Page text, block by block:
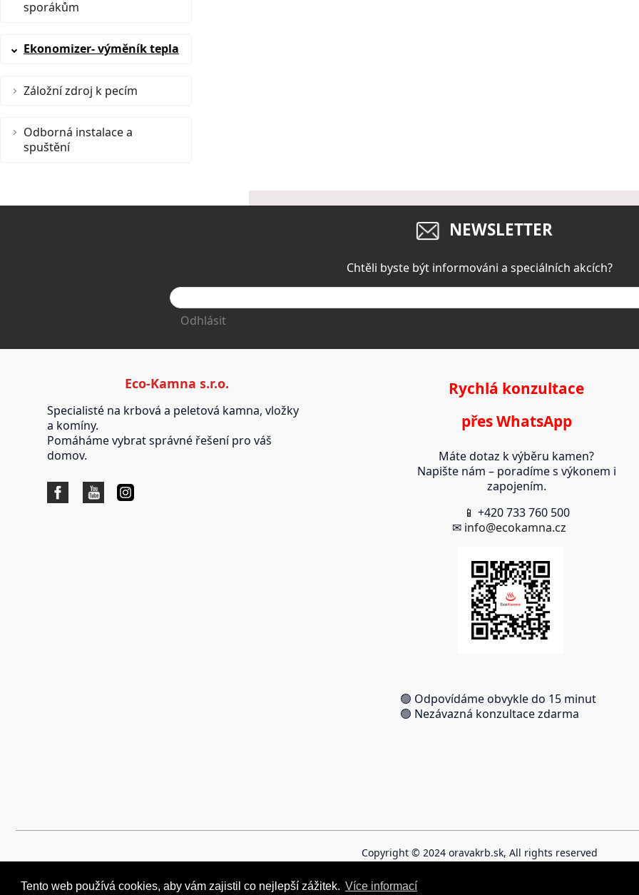
Tento web používá cookies, aby vám zajistil co nejlepší zážitek. Více informací
Tento web používá cookies, aby vám zajistil co nejlepší zážitek. Více informací
sporákům
Ekonomizer- výměník tepla
Záložní zdroj k pecím
Odborná instalace a
spuštění
NEWSLETTER
Chtěli byste být informováni a speciálních akcích?
Odhlásit
Eco-Kamna s.r.o.
Specialisté na krbová a peletová kamna, vložky
a komíny.
Pomáháme vybrat správné řešení pro váš
domov.
Rychlá konzultace
přes WhatsApp
Máte dotaz k výběru kamen?
Napište nám – poradíme s výkonem i
zapojením.
📱 +420 733 760 500
✉ info@ecokamna.cz
🟢 Odpovídáme obvykle do 15 minut
🟢 Nezávazná konzultace zdarma
Copyright © 2024 oravakrb.sk, All rights reserved